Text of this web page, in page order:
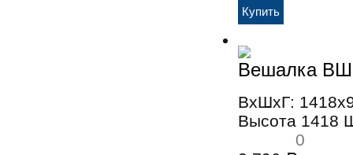
Вешалка
ВхШхГ:
Высота 1418
0